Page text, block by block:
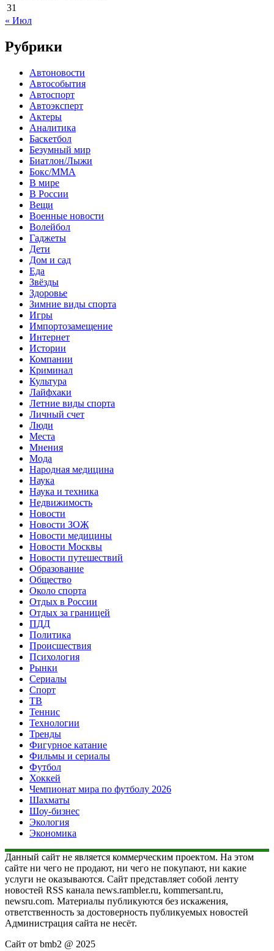
31
« Июл
Рубрики
Автоновости
Автособытия
Автоспорт
Автоэксперт
Актеры
Аналитика
Баскетбол
Безумный мир
Биатлон/Лыжи
Бокс/MMA
В мире
В России
Вещи
Военные новости
Волейбол
Гаджеты
Дети
Дом и сад
Еда
Звёзды
Здоровье
Зимние виды спорта
Игры
Импортозамещение
Интернет
Истории
Компании
Криминал
Культура
Лайфхаки
Летние виды спорта
Личный счет
Люди
Места
Мнения
Мода
Народная медицина
Наука
Наука и техника
Недвижимость
Новости
Новости ЗОЖ
Новости медицины
Новости Москвы
Новости путешествий
Образование
Общество
Около спорта
Отдых в России
Отдых за границей
ПДД
Политика
Происшествия
Психология
Рынки
Сериалы
Спорт
ТВ
Теннис
Технологии
Тренды
Фигурное катание
Фильмы и сериалы
Футбол
Хоккей
Чемпионат мира по футболу 2026
Шахматы
Шоу-бизнес
Экология
Экономика
Данный сайт не является коммерческим проектом. На этом
сайте ни чего не продают, ни чего не покупают, ни какие
услуги не оказываются. Сайт представляет собой ленту
новостей RSS канала news.rambler.ru, kommersant.ru,
newsru.com. Материалы публикуются без искажения,
ответственность за достоверность публикуемых новостей
Администрация сайта не несёт.
Сайт от bmb2 @ 2025